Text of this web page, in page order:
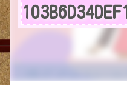
103B6D34DEF1